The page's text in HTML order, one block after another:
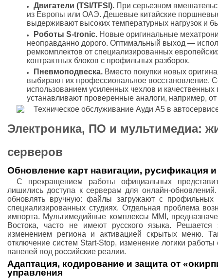
Двигатели (TSI/TFSI). При серьезном
из Европы или ОАЭ. Дешевые китайские
выдерживают высоких температурных нагрузок и
Роботы S-tronic. Новые оригинальные
неоправданно дорого. Оптимальный выход —
ремкомплектов от специализированных
контрактных блоков с профильных разборок.
Пневмоподвеска. Вместо покупки новых
выбирают их профессиональное восстановление.
использованием усиленных чехлов и
устанавливают проверенные аналоги, например,
Электроника, ПО и мультимедиа:
серверов
Обновление карт навигации, русификация
С прекращением работы официальных
лишились доступа к серверам для онлайн-
обновлять вручную: файлы загружают с
специализированных студиях. Отдельная проблема
импорта. Мультимедийные комплексы MMI,
Востока, часто не имеют русского языка. Решается
изменением региона и активацией скрытых меню.
отключение систем Start-Stop, изменение логики
панелей под российские реалии.
Адаптация, кодирование и защита от
управления